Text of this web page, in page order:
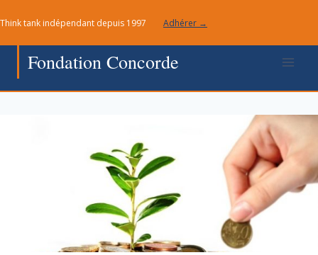
au
contenu
Think tank indépendant depuis 1997 Adhérer →
Fondation Concorde